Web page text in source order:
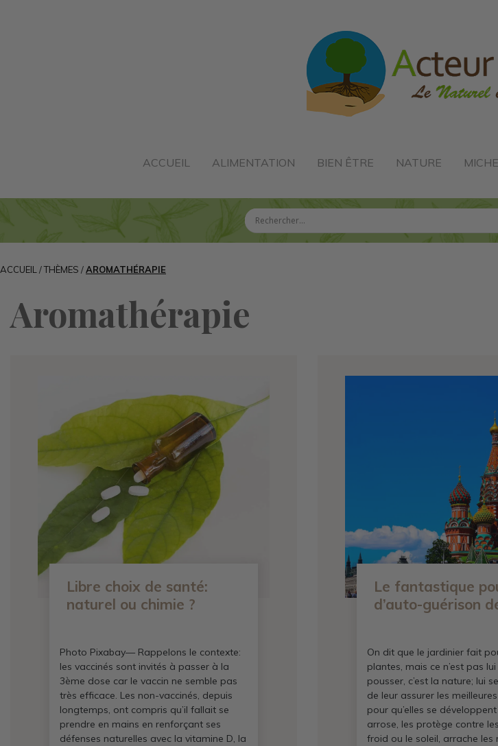
ACCUEIL ALIMENTATION BIEN ÊTRE NATURE
ACCUEIL /THÈMES /AROMATHÉRAPIE
Aromathérapie
Libre choix de santé:
naturel ou chimie ?
Photo Pixabay— Rappelons le contexte:
les vaccinés sont invités à passer à la
3ème dose car le vaccin ne semble pas
très efficace. Les non-vaccinés, depuis
longtemps, ont compris qu’il fallait se
prendre en mains en renforçant ses
défenses naturelles avec la vitamine D, la
Le fantastique
d’auto-guérison
On dit que le jardinier fait
plantes, mais ce n’est pas
pousser, c’est la nature; lui
de leur assurer les
pour qu’elles se développent
arrose, les protège contre
froid ou le soleil, arrache les